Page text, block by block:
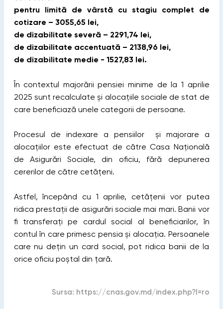
pentru limită de vârstă cu stagiu complet de
cotizare – 3055,65 lei,
de dizabilitate severă – 2291,74 lei,
de dizabilitate accentuată – 2138,96 lei,
de dizabilitate medie - 1527,83 lei.
În contextul majorării pensiei minime de la 1 aprilie
2025 sunt recalculate și alocațiile sociale de stat de
care beneficiază unele categorii de persoane.
Procesul de indexare a pensiilor și majorare a
alocațiilor este efectuat de către Casa Națională
de Asigurări Sociale, din oficiu, fără depunerea
cererilor de către cetățeni.
Astfel, începând cu 1 aprilie, cetățenii vor putea
ridica prestații de asigurări sociale mai mari. Banii vor
fi transferați pe cardul social al beneficiarilor, în
contul în care primesc pensia și alocația. Persoanele
care nu dețin un card social, pot ridica banii de la
orice oficiu poștal din țară.
Sursa: https://cnas.gov.md/index.php?l=ro